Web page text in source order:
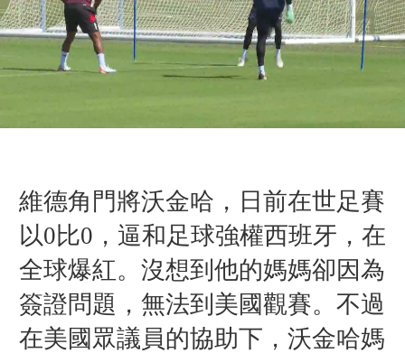
維德角門將沃金哈，日前在世足賽
以0比0，逼和足球強權西班牙，在
全球爆紅。沒想到他的媽媽卻因為
簽證問題，無法到美國觀賽。不過
在美國眾議員的協助下，沃金哈媽